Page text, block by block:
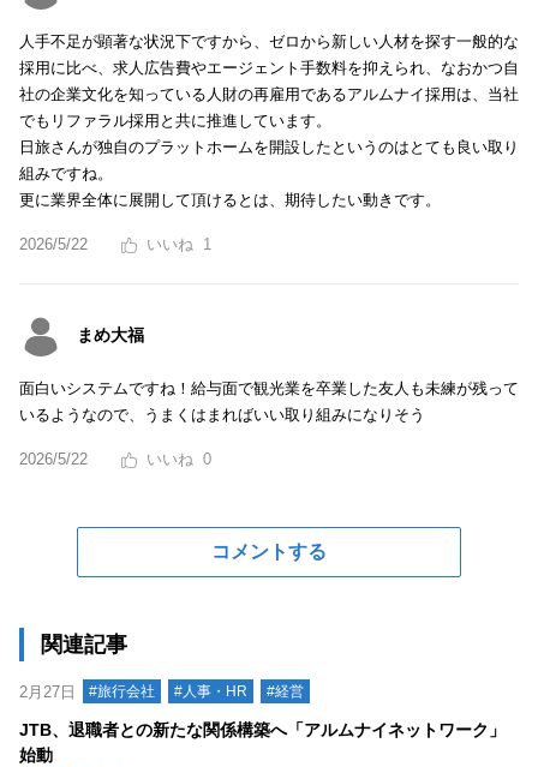
人手不足が顕著な状況下ですから、ゼロから新しい人材を探す一般的な
採用に比べ、求人広告費やエージェント手数料を抑えられ、なおかつ自
社の企業文化を知っている人財の再雇用であるアルムナイ採用は、当社
でもリファラル採用と共に推進しています。
日旅さんが独自のプラットホームを開設したというのはとても良い取り
組みですね。
更に業界全体に展開して頂けるとは、期待したい動きです。
2026/5/22 1
まめ大福
面白いシステムですね！給与面で観光業を卒業した友人も未練が残って
いるようなので、うまくはまればいい取り組みになりそう
2026/5/22 0
コメントする
関連記事
2月27日 #旅行会社 #人事・HR #経営
JTB、退職者との新たな関係構築へ「アルムナイネットワーク」
始動